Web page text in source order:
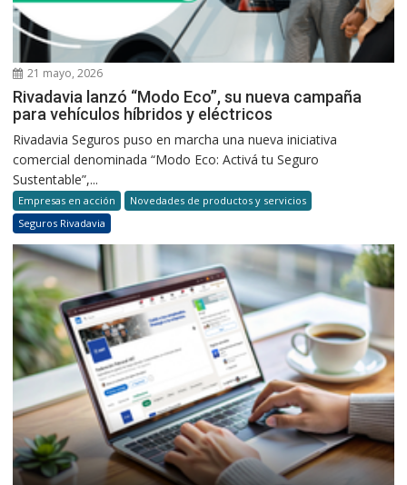
21 mayo, 2026
Rivadavia lanzó “Modo Eco”, su nueva campaña
para vehículos híbridos y eléctricos
Rivadavia Seguros puso en marcha una nueva iniciativa
comercial denominada “Modo Eco: Activá tu Seguro
Sustentable”,...
Empresas en acción
Novedades de productos y servicios
Seguros Rivadavia